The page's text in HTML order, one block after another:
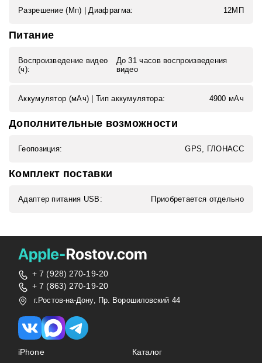
Разрешение (Мп) | Диафрагма: 12МП
Питание
Воспроизведение видео
(ч):
До 31 часов воспроизведения
видео
Аккумулятор (мАч) | Тип аккумулятора: 4900 мАч
Дополнительные возможности
Геопозиция: GPS, ГЛОНАСС
Комплект поставки
Адаптер питания USB: Приобретается отдельно
+ 7 (928) 270-19-20
+ 7 (863) 270-19-20
г.Ростов-на-Дону, Пр. Ворошиловский 44
iPhone
Каталог